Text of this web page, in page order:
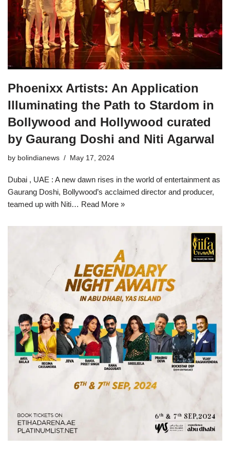
Phoenixx Artists: An Application
Illuminating the Path to Stardom in
Bollywood and Hollywood curated
by Gaurang Doshi and Niti Agarwal
by bolindianews May 17, 2024
Dubai , UAE : A new dawn rises in the world of entertainment as
Gaurang Doshi, Bollywood’s acclaimed director and producer,
teamed up with Niti… Read More »